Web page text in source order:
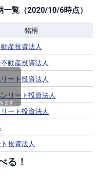
覧（2020/10/6時点）
銘柄
産投資法人
動産投資法人
ート投資法人
リート投資法人
ート投資法人
投資法人
ます
る！